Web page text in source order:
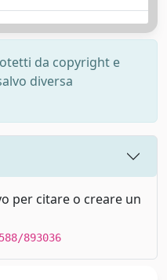
da copyright e
diversa
per citare o creare un
893036